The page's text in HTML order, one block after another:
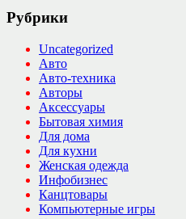
Рубрики
Uncategorized
Авто
Авто-техника
Авторы
Аксессуары
Бытовая химия
Для дома
Для кухни
Женская одежда
Инфобизнес
Канцтовары
Компьютерные игры